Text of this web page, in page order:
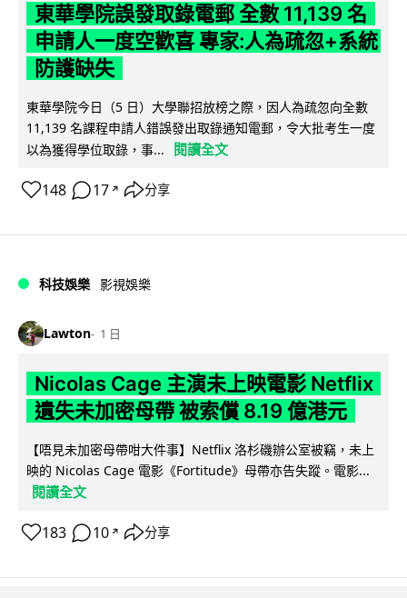
東華學院誤發取錄電郵 全數 11,139 名
申請人一度空歡喜 專家:人為疏忽+系統
防護缺失
東華學院今日（5 日）大學聯招放榜之際，因人為疏忽向全數
11,139 名課程申請人錯誤發出取錄通知電郵，令大批考生一度
以為獲得學位取錄，事...
閱讀全文
148 17 ↗ 分享
科技娛樂 影視娛樂
Lawton 1 日
Nicolas Cage 主演未上映電影 Netflix
遺失未加密母帶 被索償 8.19 億港元
【唔見未加密母帶咁大件事】Netflix 洛杉磯辦公室被竊，未上
映的 Nicolas Cage 電影《Fortitude》母帶亦告失蹤。電影...
閱讀全文
183 10 ↗ 分享